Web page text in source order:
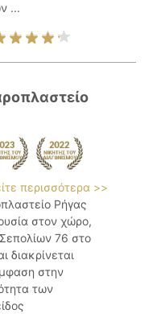
...
περισσότερα >>
Ρήγας
στον χώρο,
76 στο
διακρίνεται
στην
των